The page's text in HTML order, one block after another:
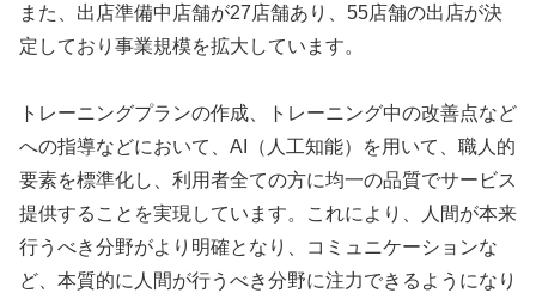
また、出店準備中店舗が27店舗あり、55店舗の出店が決
定しており事業規模を拡大しています。
トレーニングプランの作成、トレーニング中の改善点など
への指導などにおいて、AI（人工知能）を用いて、職人的
要素を標準化し、利用者全ての方に均一の品質でサービス
提供することを実現しています。これにより、人間が本来
行うべき分野がより明確となり、コミュニケーションな
ど、本質的に人間が行うべき分野に注力できるようになり